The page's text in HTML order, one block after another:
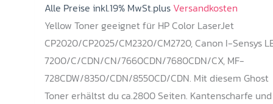
Alle Preise inkl.19% MwSt.plusVersandkosten
Yellow Toner geeignet für HP Color LaserJet
CP2020/CP2025/CM2320/CM2720, Canon I-Sensys
7200/C/CDN/CN/7660CDN/7680CDN/CX, MF-
728CDW/8350/CDN/8550CD/CDN. Mit diesem Ghost
Toner erhältst du ca.2800 Seiten. Kantenscharfe und